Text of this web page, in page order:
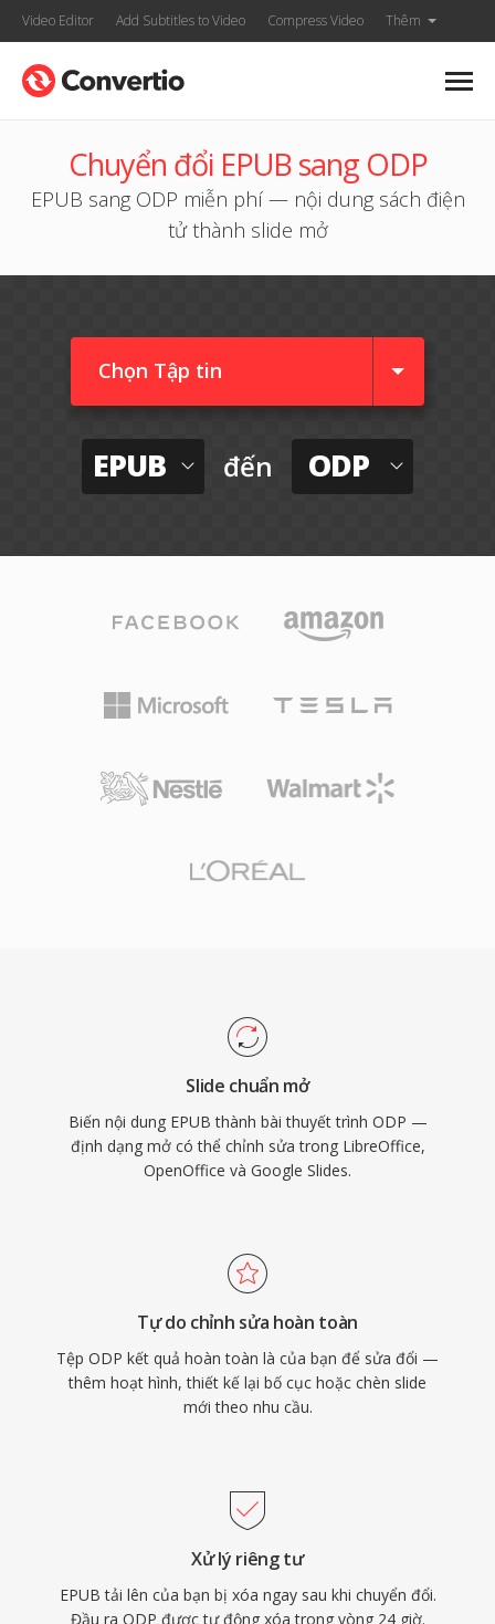
Video Editor Add Subtitles to Video Compress Video Thêm
Chuyển đổi EPUB sang ODP
EPUB sang ODP miễn phí — nội dung sách điện
tử thành slide mở
Chọn Tập tin
EPUB đến ODP
Slide chuẩn mở
Biến nội dung EPUB thành bài thuyết trình ODP —
định dạng mở có thể chỉnh sửa trong LibreOffice,
OpenOffice và Google Slides.
Tự do chỉnh sửa hoàn toàn
Tệp ODP kết quả hoàn toàn là của bạn để sửa đổi —
thêm hoạt hình, thiết kế lại bố cục hoặc chèn slide
mới theo nhu cầu.
Xử lý riêng tư
EPUB tải lên của bạn bị xóa ngay sau khi chuyển đổi.
Đầu ra ODP được tự động xóa trong vòng 24 giờ.